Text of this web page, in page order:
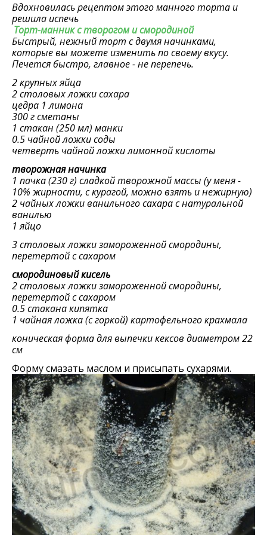
Вдохновилась рецептом этого манного торта и
решила испечь
Торт-манник с творогом и смородиной
Быстрый, нежный торт с двумя начинками,
которые вы можете изменить по своему вкусу.
Печется быстро, главное - не перепечь.
2 крупных яйца
2 столовых ложки сахара
цедра 1 лимона
300 г сметаны
1 стакан (250 мл) манки
0.5 чайной ложки соды
четверть чайной ложки лимонной кислоты
творожная начинка
1 пачка (230 г) сладкой творожной массы (у меня -
10% жирности, с курагой, можно взять и нежирную)
2 чайных ложки ванильного сахара с натуральной
ванилью
1 яйцо
3 столовых ложки замороженной смородины,
перетертой с сахаром
смородиновый кисель
2 столовых ложки замороженной смородины,
перетертой с сахаром
0.5 стакана кипятка
1 чайная ложка (с горкой) картофельного крахмала
коническая форма для выпечки кексов диаметром 22
см
Форму смазать маслом и присыпать сухарями.